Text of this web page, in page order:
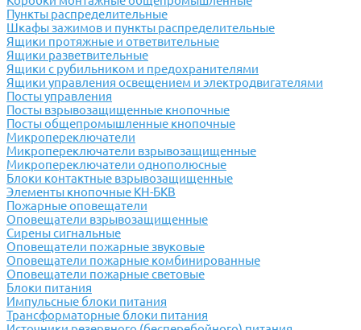
Пункты распределительные
Шкафы зажимов и пункты распределительные
Ящики протяжные и ответвительные
Ящики разветвительные
Ящики с рубильником и предохранителями
Ящики управления освещением и электродвигателями
Посты управления
Посты взрывозащищенные кнопочные
Посты общепромышленные кнопочные
Микропереключатели
Микропереключатели взрывозащищенные
Микропереключатели однополюсные
Блоки контактные взрывозащищенные
Элементы кнопочные КН-БКВ
Пожарные оповещатели
Оповещатели взрывозащищенные
Сирены сигнальные
Оповещатели пожарные звуковые
Оповещатели пожарные комбинированные
Оповещатели пожарные световые
Блоки питания
Импульсные блоки питания
Трансформаторные блоки питания